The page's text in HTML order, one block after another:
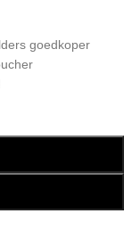
goedkoper